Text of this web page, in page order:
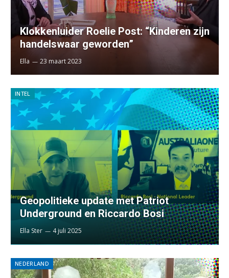
Klokkenluider Roelie Post: “Kinderen zijn
handelswaar geworden”
Ella 23 maart 2023
INTEL
Geopolitieke update met Patriot
Underground en Riccardo Bosi
Ella Ster 4 juli 2025
NEDERLAND